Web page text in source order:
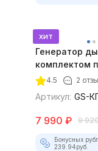
хит
Генератор
комплектом
4.5 2
Артикул: GS-
7 990 ₽ 9
Бонусных
239.94руб.